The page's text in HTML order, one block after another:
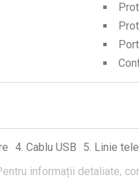
Cablu USB
Linie
informații detaliate,